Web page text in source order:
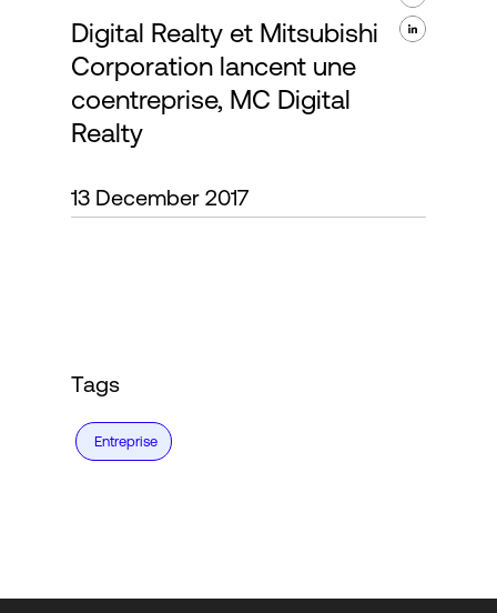
A propos de nous
Digital Realty et Mitsubishi
Corporation lancent une
coentreprise, MC Digital
Realty
13 December 2017
Tags
Entreprise